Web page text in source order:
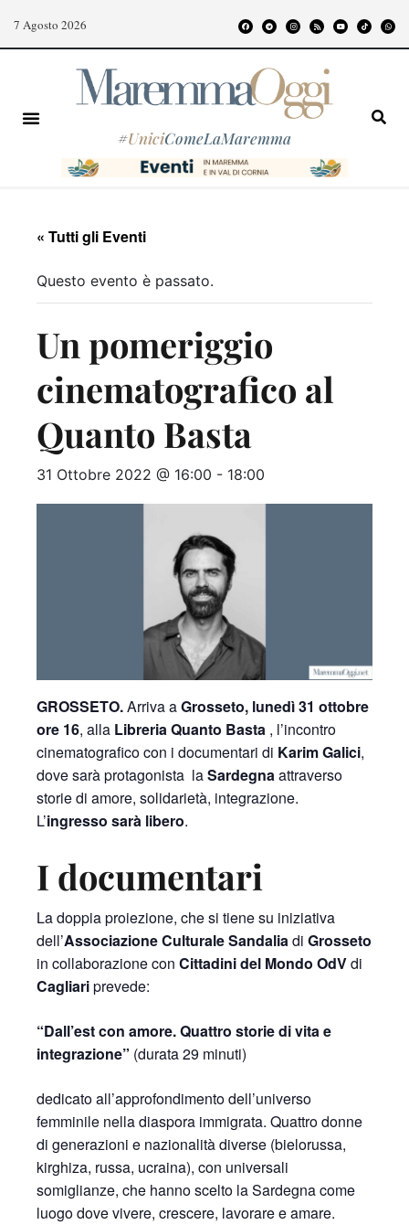
7 Agosto 2026
#UniciComeLaMaremma
« Tutti gli Eventi
Questo evento è passato.
Un pomeriggio
cinematografico al
Quanto Basta
31 Ottobre 2022 @ 16:00 - 18:00
GROSSETO.Arriva aGrosseto, lunedì 31 ottobre
ore 16, alla Libreria Quanto Basta , l’incontro
cinematografico con i documentari di Karim Galici,
dove sarà protagonista laSardegnaattraverso
storie di amore, solidarietà, integrazione.
L’ingresso sarà libero.
I documentari
La doppia proiezione, che si tiene su iniziativa
dell’Associazione Culturale Sandaliadi Grosseto
in collaborazione con Cittadini del Mondo OdVdi
Cagliariprevede:
“Dall’est con amore. Quattro storie di vita e
integrazione” (durata 29 minuti)
dedicato all’approfondimento dell’universo
femminile nella diaspora immigrata. Quattro donne
di generazioni e nazionalità diverse (bielorussa,
kirghiza, russa, ucraina), con universali
somiglianze, che hanno scelto la Sardegna come
luogo dove vivere, crescere, lavorare e amare.